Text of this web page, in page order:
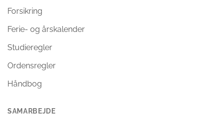
Forsikring
Ferie- og årskalender
Studieregler
Ordensregler
Håndbog
SAMARBEJDE